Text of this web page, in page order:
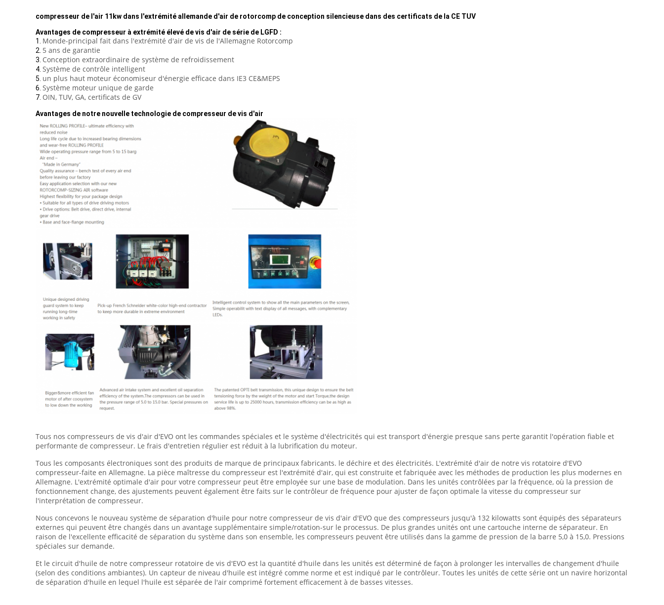
compresseur de l'air 11kw dans l'extrémité allemande d'air de rotorcomp de conception silencieuse dans des certificats de la CE TUV
Avantages de compresseur à extrémité élevé de vis d'air de série de LGFD :
1. Monde-principal fait dans l'extrémité d'air de vis de l'Allemagne Rotorcomp
2. 5 ans de garantie
3. Conception extraordinaire de système de refroidissement
4. Système de contrôle intelligent
5. un plus haut moteur économiseur d'énergie efficace dans IE3 CE&MEPS
6. Système moteur unique de garde
7. OIN, TUV, GA, certificats de GV
Avantages de notre nouvelle technologie de compresseur de vis d'air
Tous nos compresseurs de vis d'air d'EVO ont les commandes spéciales et le système d'électricités qui est transport d'énergie presque sans perte garantit l'opération fiable et
performante de compresseur. Le frais d'entretien régulier est réduit à la lubrification du moteur.
Tous les composants électroniques sont des produits de marque de principaux fabricants. le déchire et des électricités. L'extrémité d'air de notre vis rotatoire d'EVO
compresseur-faite en Allemagne. La pièce maîtresse du compresseur est l'extrémité d'air, qui est construite et fabriquée avec les méthodes de production les plus modernes en
Allemagne. L'extrémité optimale d'air pour votre compresseur peut être employée sur une base de modulation. Dans les unités contrôlées par la fréquence, où la pression de
fonctionnement change, des ajustements peuvent également être faits sur le contrôleur de fréquence pour ajuster de façon optimale la vitesse du compresseur sur
l'interprétation de compresseur.
Nous concevons le nouveau système de séparation d'huile pour notre compresseur de vis d'air d'EVO que des compresseurs jusqu'à 132 kilowatts sont équipés des séparateurs
externes qui peuvent être changés dans un avantage supplémentaire simple/rotation-sur le processus. De plus grandes unités ont une cartouche interne de séparateur. En
raison de l'excellente efficacité de séparation du système dans son ensemble, les compresseurs peuvent être utilisés dans la gamme de pression de la barre 5,0 à 15,0. Pressions
spéciales sur demande.
Et le circuit d'huile de notre compresseur rotatoire de vis d'EVO est la quantité d'huile dans les unités est déterminé de façon à prolonger les intervalles de changement d'huile
(selon des conditions ambiantes). Un capteur de niveau d'huile est intégré comme norme et est indiqué par le contrôleur. Toutes les unités de cette série ont un navire horizontal
de séparation d'huile en lequel l'huile est séparée de l'air comprimé fortement efficacement à de basses vitesses.